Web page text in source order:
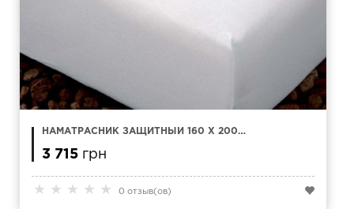
★ ★ ★ ★ ★ 0 отзыв(ов)
НАМАТРАСНИК ЗАЩИТНЫЙ 160 X 200
3 715 грн